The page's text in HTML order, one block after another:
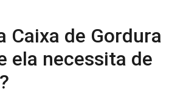
Caixa de Gordura
ela necessita de